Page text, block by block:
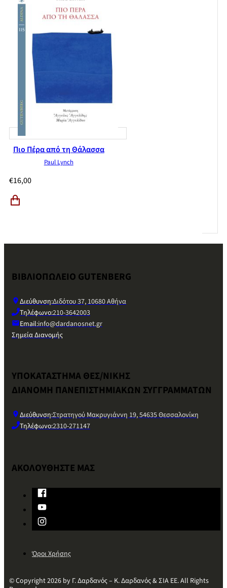
Πιο Πέρα από τη Θάλασσα
Paul Lynch
€16,00
ΒΙΒΛΙΟΠΩΛΕΙΟ GUTENBERG
Διεύθυνση:Διδότου 37, 10680 Αθήνα
Τηλέφωνο:210-3642003
Email:info@dardanosnet.gr
Σημεία Διανομής
ΥΠΟΚΑΤΑΣΤΗΜΑ ΘΕΣ/ΝΙΚΗΣ
ΔΙΑΝΟΜΗ ΠΑΝΕΠΙΣΤΗΜΙΑΚΩΝ ΣΥΓΓΡΑΜΜΑΤΩΝ
Διεύθυνση:Στρατηγού Μακρυγιάννη 19, 54635 Θεσσαλονίκη
Τηλέφωνο:2310-271147
ΑΚΟΛΟΥΘΗΣΤΕ ΜΑΣ
Όροι Χρήσης
© Copyright 2026 by Γ. Δαρδανός – Κ. Δαρδανός & ΣΙΑ ΕΕ. All Rights